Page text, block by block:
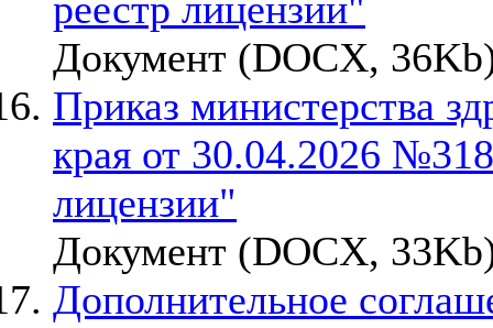
реестр лицензий"
Документ (DOCX,
Приказ министерства
края от 30.04.2026
лицензии"
Документ (DOCX,
Дополнительное